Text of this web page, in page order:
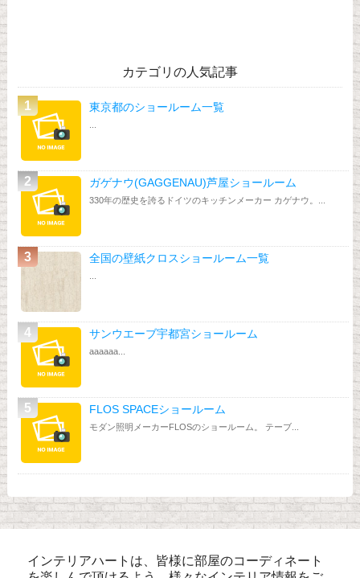
カテゴリの人気記事
東京都のショールーム一覧
ガゲナウ(GAGGENAU)芦屋ショールーム
330年の歴史を誇るドイツのキッチンメーカー カゲナウ。...
全国の壁紙クロスショールーム一覧
サンウエーブ宇都宮ショールーム
aaaaaa...
FLOS SPACEショールーム
モダン照明メーカーFLOSのショールーム。 テーブ...
インテリアハートは、皆様に部屋のコーディネート